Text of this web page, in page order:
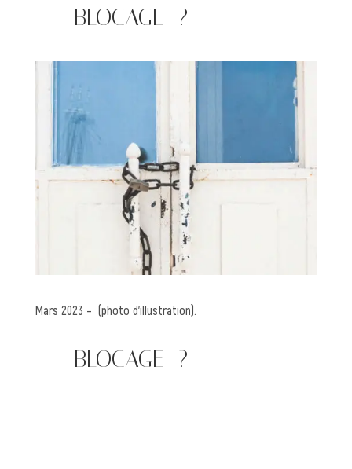
—— BLOCAGE ?
Mars 2023 – (photo d’illustration).
—— BLOCAGE ?